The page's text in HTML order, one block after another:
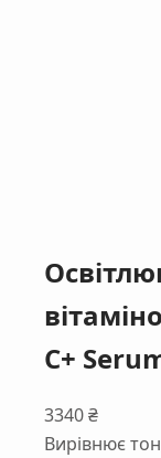
C+
3340₴
Вирівнює